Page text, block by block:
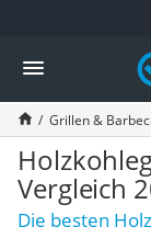
Die beliebtesten
Baumarkt
Tresor feuerfest
Makita-Akku-
Kappsäge
Smartes Türschloss
Akku-Rasentrimmer
Grillen &
Vergleich
Die besten